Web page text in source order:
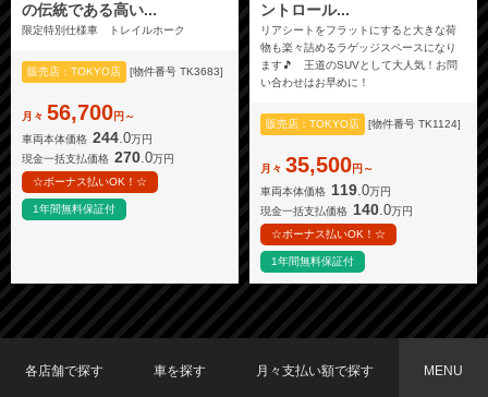
の伝統である高い...
限定特別仕様車 トレイルホーク
販売店：TOKYO店 [物件番号 TK3683]
月々 56,700円～
車両本体価格 244 .0万円
現金一括支払価格 270.0万円
☆ボーナス払いOK！☆
1年間無料保証付
ントロール...
リアシートをフラットにすると大きな荷
物も楽々詰めるラゲッジスペースになり
ます🎵 王道のSUVとして大人気！お問
い合わせはお早めに！
販売店：TOKYO店 [物件番号 TK1124]
月々 35,500円～
車両本体価格 119 .0万円
現金一括支払価格 140.0万円
☆ボーナス払いOK！☆
1年間無料保証付
各店舗で探す 車を探す 月々支払い額で探す MENU